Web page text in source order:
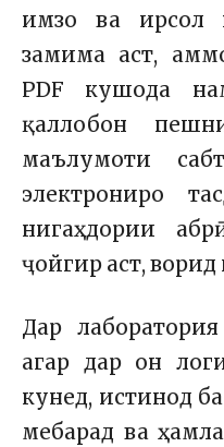
имзо ва ирсол
замима аст,
PDF кушода
қаллобон
маълумоти
электрониро
нигаҳдории
ҷойгир аст,
Дар
агар дар он
кунед, истинод
мебарад ва